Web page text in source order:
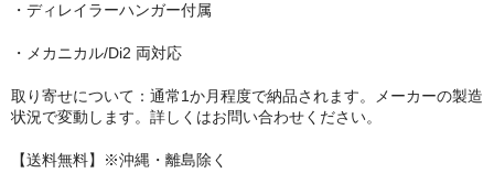
・ディレイラーハンガー付属
・メカニカル/Di2 両対応
取り寄せについて：通常1か月程度で納品されます。メーカーの製造
状況で変動します。詳しくはお問い合わせください。
【送料無料】※沖縄・離島除く